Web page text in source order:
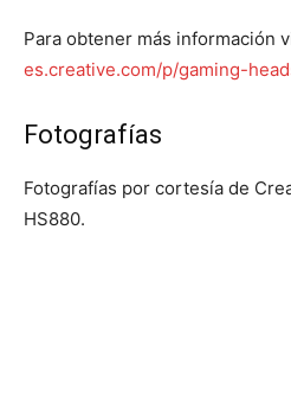
Para obtener más información
es.creative.com/p/gaming-
Fotografías
Fotografías por cortesía de
HS880.